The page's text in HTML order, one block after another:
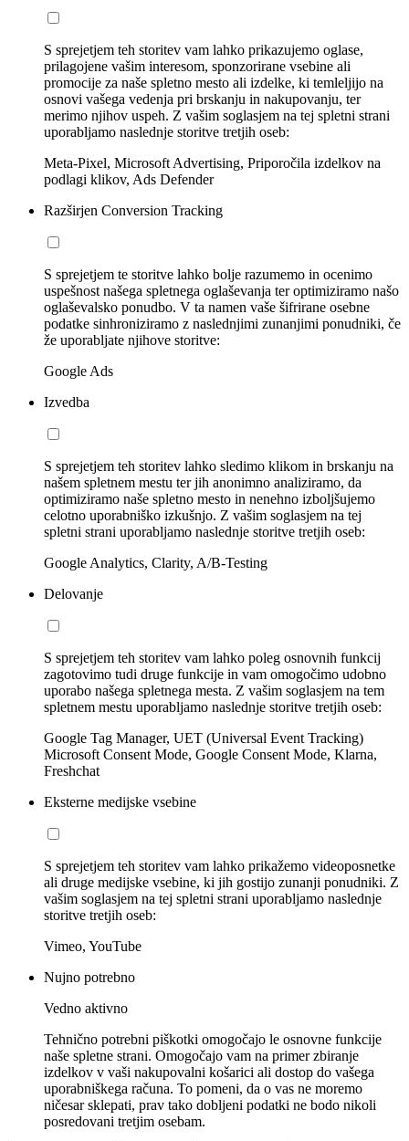
S sprejetjem teh storitev vam lahko prikazujemo oglase,
prilagojene vašim interesom, sponzorirane vsebine ali
promocije za naše spletno mesto ali izdelke, ki temleljijo na
osnovi vašega vedenja pri brskanju in nakupovanju, ter
merimo njihov uspeh. Z vašim soglasjem na tej spletni strani
uporabljamo naslednje storitve tretjih oseb:
Meta-Pixel, Microsoft Advertising, Priporočila izdelkov na
podlagi klikov, Ads Defender
Razširjen Conversion Tracking
S sprejetjem te storitve lahko bolje razumemo in ocenimo
uspešnost našega spletnega oglaševanja ter optimiziramo našo
oglaševalsko ponudbo. V ta namen vaše šifrirane osebne
podatke sinhroniziramo z naslednjimi zunanjimi ponudniki, če
že uporabljate njihove storitve:
Google Ads
Izvedba
S sprejetjem teh storitev lahko sledimo klikom in brskanju na
našem spletnem mestu ter jih anonimno analiziramo, da
optimiziramo naše spletno mesto in nenehno izboljšujemo
celotno uporabniško izkušnjo. Z vašim soglasjem na tej
spletni strani uporabljamo naslednje storitve tretjih oseb:
Google Analytics, Clarity, A/B-Testing
Delovanje
S sprejetjem teh storitev vam lahko poleg osnovnih funkcij
zagotovimo tudi druge funkcije in vam omogočimo udobno
uporabo našega spletnega mesta. Z vašim soglasjem na tem
spletnem mestu uporabljamo naslednje storitve tretjih oseb:
Google Tag Manager, UET (Universal Event Tracking)
Microsoft Consent Mode, Google Consent Mode, Klarna,
Freshchat
Eksterne medijske vsebine
S sprejetjem teh storitev vam lahko prikažemo videoposnetke
ali druge medijske vsebine, ki jih gostijo zunanji ponudniki. Z
vašim soglasjem na tej spletni strani uporabljamo naslednje
storitve tretjih oseb:
Vimeo, YouTube
Nujno potrebno
Vedno aktivno
Tehnično potrebni piškotki omogočajo le osnovne funkcije
naše spletne strani. Omogočajo vam na primer zbiranje
izdelkov v vaši nakupovalni košarici ali dostop do vašega
uporabniškega računa. To pomeni, da o vas ne moremo
ničesar sklepati, prav tako dobljeni podatki ne bodo nikoli
posredovani tretjim osebam.